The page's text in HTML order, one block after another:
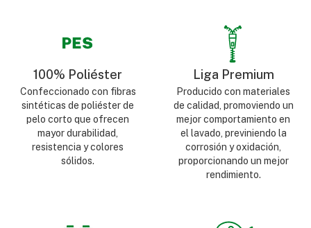
100% Poliéster
Confeccionado con fibras
sintéticas de poliéster de
pelo corto que ofrecen
mayor durabilidad,
resistencia y colores
sólidos.
Liga Premium
Producido con materiales
de calidad, promoviendo un
mejor comportamiento en
el lavado, previniendo la
corrosión y oxidación,
proporcionando un mejor
rendimiento.